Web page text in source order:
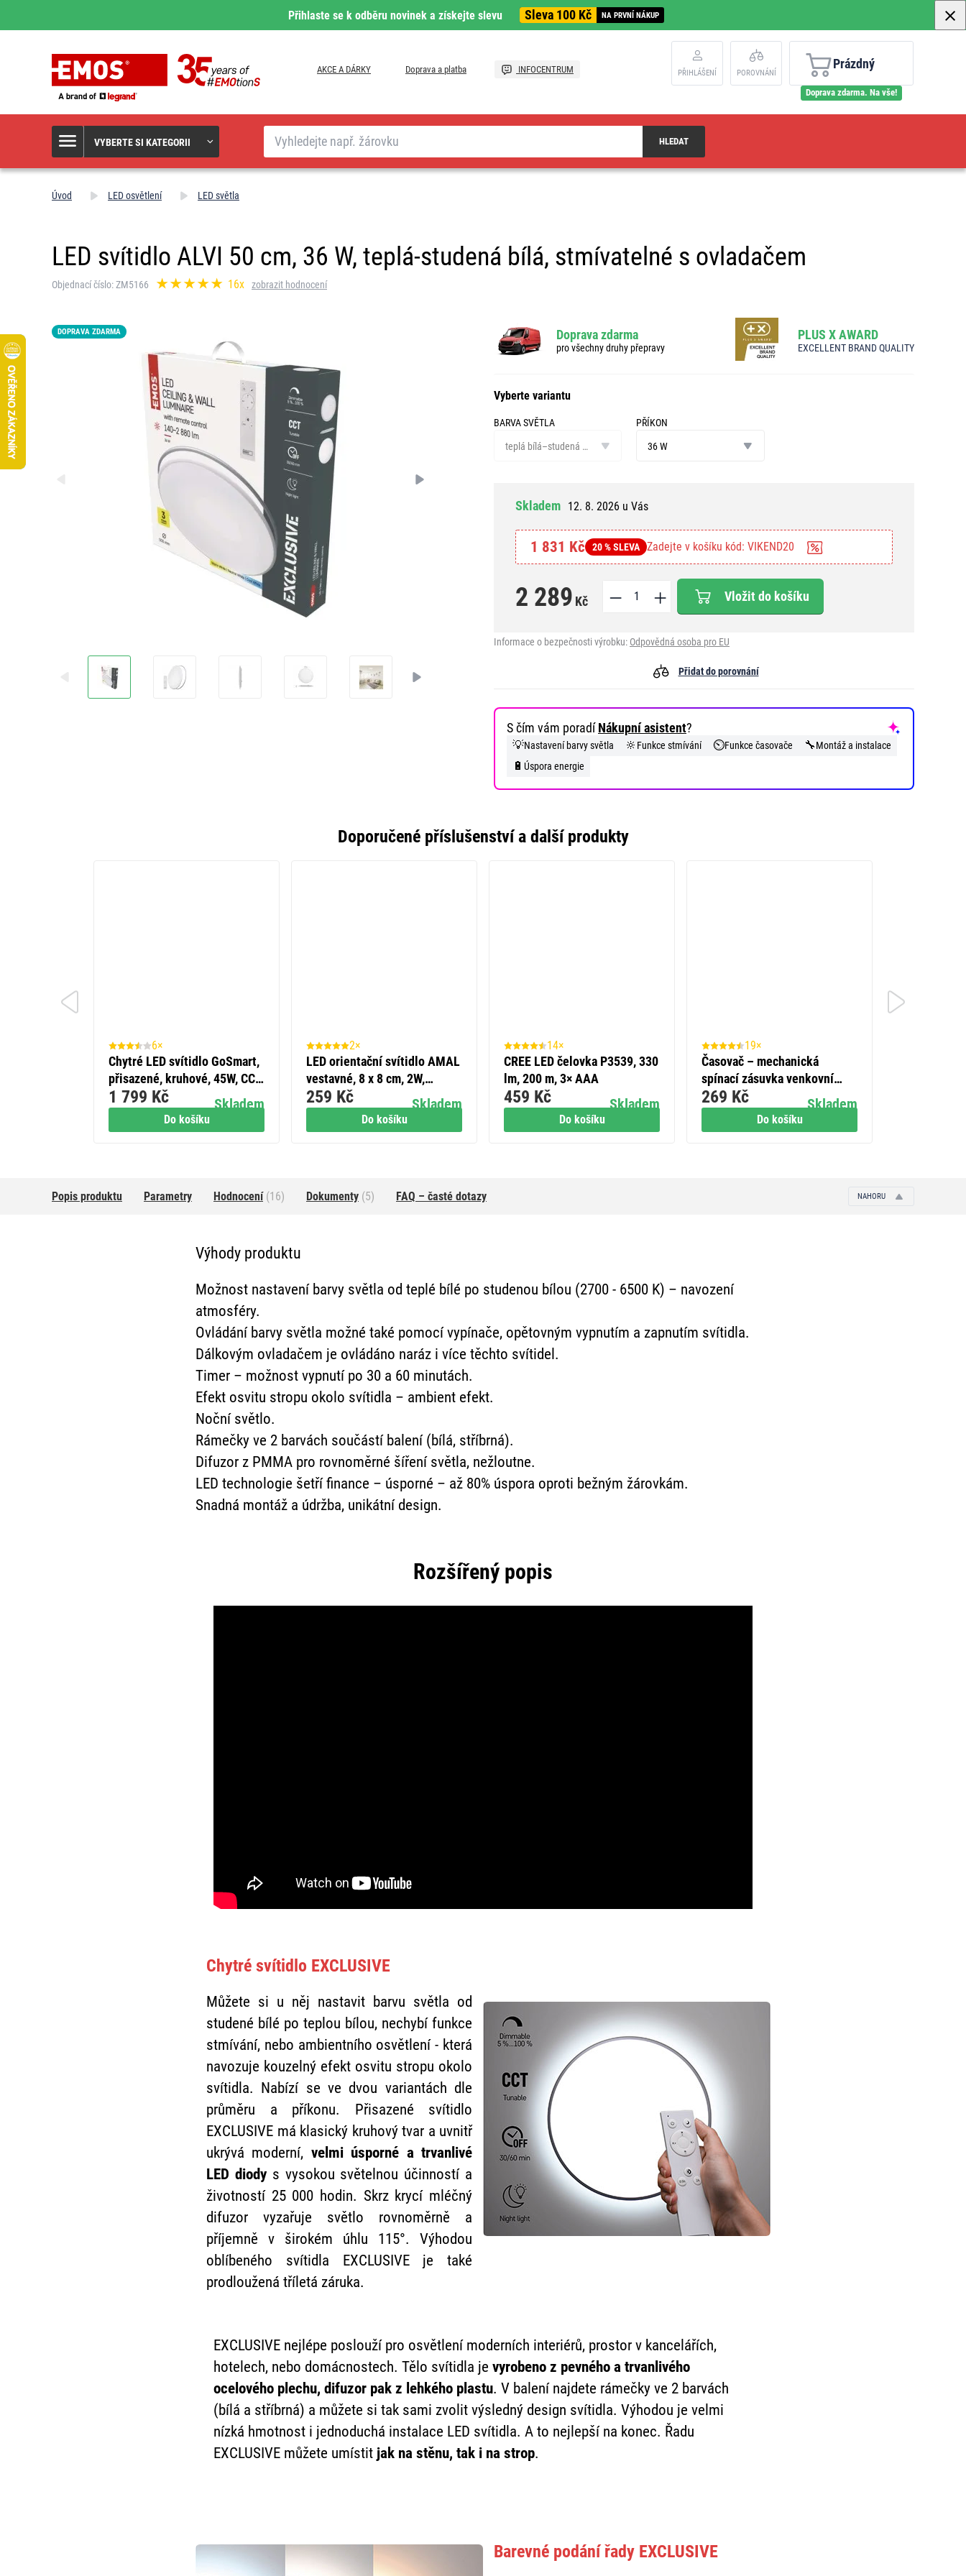
Přihlaste se k odběru novinek a získejte slevu Sleva 100 Kč NA PRVNÍ NÁKUP
AKCE A DÁRKY Doprava a platba INFOCENTRUM PŘIHLÁŠENÍ POROVNÁNÍ
Prázdný
Doprava zdarma. Na vše!
VYBERTE SI KATEGORII
Hledat
HLEDAT
Úvod LED osvětlení LED světla
LED svítidlo ALVI 50 cm, 36 W, teplá-studená bílá, stmívatelné s ovladačem
Objednací číslo: ZM5166 16x zobrazit hodnocení
DOPRAVA ZDARMA
Doprava zdarma
pro všechny druhy přepravy
PLUS X AWARD
EXCELLENT BRAND QUALITY
Vyberte variantu
BARVA SVĚTLA
světla
teplá bílá–studená bílá
PŘÍKON
36 W
Skladem 12. 8. 2026 u Vás
1 831 Kč 20 % SLEVA Zadejte v košíku kód: VIKEND20
2 289 Kč Vložit do košíku
Informace o bezpečnosti výrobku: Odpovědná osoba pro EU
Přidat do porovnání
S čím vám poradíNákupní asistent?
💡Nastavení barvy světla 🔆 Funkce stmívání ⏲️Funkce časovače 🔧Montáž a instalace
🔋 Úspora energie
Doporučené příslušenství a další produkty
Do košíku
6×
Chytré LED svítidlo GoSmart,
přisazené, kruhové, 45W, CCT,
stmívatelné, WiFi
Skladem
1 799 Kč
Do košíku
2×
LED orientační svítidlo AMAL
vestavné, 8 x 8 cm, 2W,
neutrální bílá, IP65
Skladem
259 Kč
Do košíku
14×
CREE LED čelovka P3539, 330
lm, 200 m, 3× AAA
Skladem
459 Kč
Do košíku
19×
Časovač – mechanická
spínací zásuvka venkovní
IP44
Skladem
269 Kč
Popis produktu Parametry Hodnocení(16) Dokumenty (5) FAQ – časté dotazy NAHORU
Výhody produktu
Možnost nastavení barvy světla od teplé bílé po studenou bílou (2700 - 6500 K) – navození
atmosféry.
Ovládání barvy světla možné také pomocí vypínače, opětovným vypnutím a zapnutím svítidla.
Dálkovým ovladačem je ovládáno naráz i více těchto svítidel.
Timer – možnost vypnutí po 30 a 60 minutách.
Efekt osvitu stropu okolo svítidla – ambient efekt.
Noční světlo.
Rámečky ve 2 barvách součástí balení (bílá, stříbrná).
Difuzor z PMMA pro rovnoměrné šíření světla, nežloutne.
LED technologie šetří finance – úsporné – až 80% úspora oproti bežným žárovkám.
Snadná montáž a údržba, unikátní design.
Rozšířený popis
Chytré svítidlo EXCLUSIVE
Můžete si u něj nastavit barvu světla od
studené bílé po teplou bílou, nechybí funkce
stmívání, nebo ambientního osvětlení - která
navozuje kouzelný efekt osvitu stropu okolo
svítidla. Nabízí se ve dvou variantách dle
průměru a příkonu. Přisazené svítidlo
EXCLUSIVE má klasický kruhový tvar a uvnitř
ukrývá moderní, velmi úsporné a trvanlivé
LED diodys vysokou světelnou účinností a
životností 25 000 hodin. Skrz krycí mléčný
difuzor vyzařuje světlo rovnoměrně a
příjemně v širokém úhlu 115°. Výhodou
oblíbeného svítidla EXCLUSIVE je také
prodloužená tříletá záruka.
EXCLUSIVE nejlépe poslouží pro osvětlení moderních interiérů, prostor v kancelářích,
hotelech, nebo domácnostech. Tělo svítidla je vyrobeno z pevného a trvanlivého
ocelového plechu, difuzor pak z lehkého plastu. V balení najdete rámečky ve 2 barvách
(bílá a stříbrná) a můžete si tak sami zvolit výsledný design svítidla. Výhodou je velmi
nízká hmotnost i jednoduchá instalace LED svítidla. A to nejlepší na konec. Řadu
EXCLUSIVE můžete umístit jak na stěnu, tak i na strop.
Barevné podání řady EXCLUSIVE